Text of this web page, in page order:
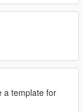
a template for